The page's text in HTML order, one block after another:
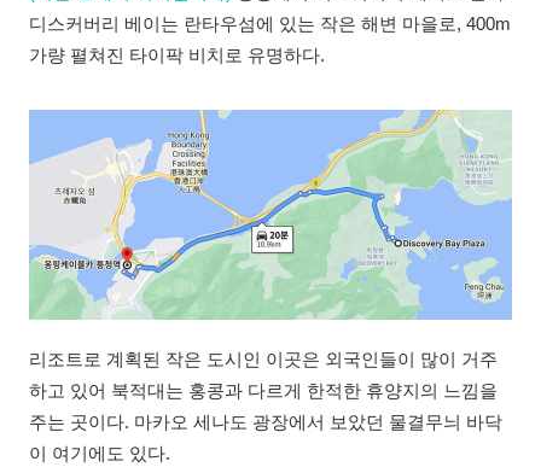
디스커버리 베이는 란타우섬에 있는 작은 해변 마을로, 400m
가량 펼쳐진 타이팍 비치로 유명하다.
리조트로 계획된 작은 도시인 이곳은 외국인들이 많이 거주
하고 있어 북적대는 홍콩과 다르게 한적한 휴양지의 느낌을
주는 곳이다. 마카오 세나도 광장에서 보았던 물결무늬 바닥
이 여기에도 있다.